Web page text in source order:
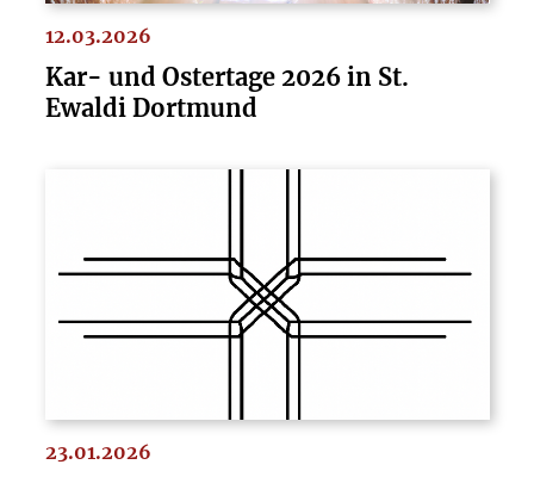
12.03.2026
Kar- und Ostertage 2026 in St.
Ewaldi Dortmund
23.01.2026